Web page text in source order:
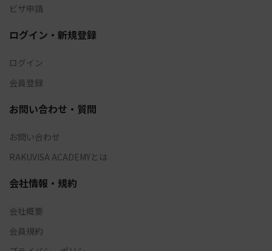
ビザ申請
ログイン・新規登録
ログイン
会員登録
お問い合わせ・質問
お問い合わせ
RAKUVISA ACADEMYとは
会社情報・規約
会社概要
会員規約